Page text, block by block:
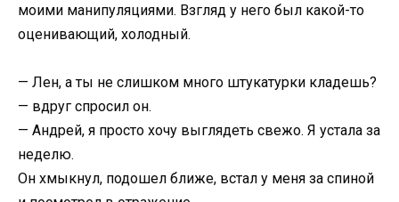
моими манипуляциями. Взгляд у него был какой-то
оценивающий, холодный.
— Лен, а ты не слишком много штукатурки кладешь?
— вдруг спросил он.
— Андрей, я просто хочу выглядеть свежо. Я устала за
неделю.
Он хмыкнул, подошел ближе, встал у меня за спиной